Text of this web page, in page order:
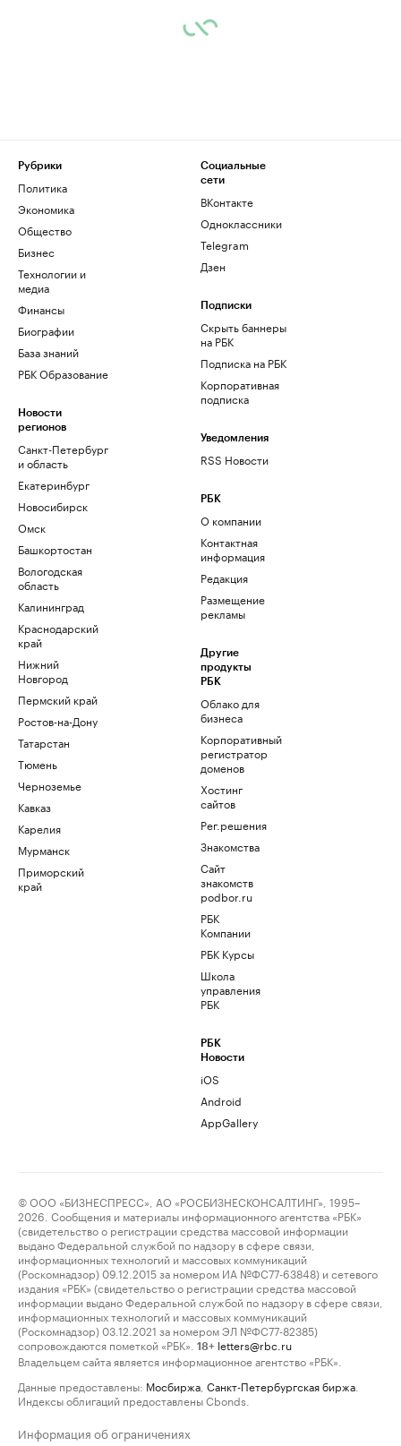
Рубрики
Политика
Экономика
Общество
Бизнес
Технологии и
медиа
Финансы
Биографии
База знаний
РБК Образование
Новости
регионов
Санкт-Петербург
и область
Екатеринбург
Новосибирск
Омск
Башкортостан
Вологодская
область
Калининград
Краснодарский
край
Нижний
Новгород
Пермский край
Ростов-на-Дону
Татарстан
Тюмень
Черноземье
Кавказ
Карелия
Мурманск
Приморский
край
Социальные
сети
ВКонтакте
Одноклассники
Telegram
Дзен
Подписки
Скрыть баннеры
на РБК
Подписка на РБК
Корпоративная
подписка
Уведомления
RSS Новости
РБК
О компании
Контактная
информация
Редакция
Размещение
рекламы
Другие
продукты
РБК
Облако для
бизнеса
Корпоративный
регистратор
доменов
Хостинг
сайтов
Рег.решения
Знакомства
Сайт
знакомств
podbor.ru
РБК
Компании
РБК Курсы
Школа
управления
РБК
РБК
Новости
iOS
Android
AppGallery
© ООО «БИЗНЕСПРЕСС», АО «РОСБИЗНЕСКОНСАЛТИНГ», 1995–
2026. Сообщения и материалы информационного агентства «РБК»
(свидетельство о регистрации средства массовой информации
выдано Федеральной службой по надзору в сфере связи,
информационных технологий и массовых коммуникаций
(Роскомнадзор) 09.12.2015 за номером ИА №ФС77-63848) и сетевого
издания «РБК» (свидетельство о регистрации средства массовой
информации выдано Федеральной службой по надзору в сфере связи,
информационных технологий и массовых коммуникаций
(Роскомнадзор) 03.12.2021 за номером ЭЛ №ФС77-82385)
сопровождаются пометкой «РБК».
18+ letters@rbc.ru
Владельцем сайта является информационное агентство «РБК».
Данные предоставлены: Мосбиржа Санкт-Петербургская биржа
Индексы облигаций предоставлены Cbonds.
Информация об ограничениях